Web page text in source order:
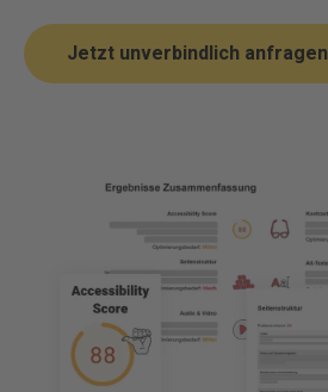
Jetzt unverbindlich anfragen